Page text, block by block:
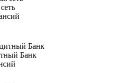
Банк